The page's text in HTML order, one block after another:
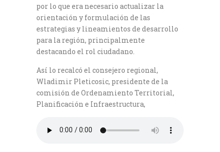
por lo que era necesario actualizar la
orientación y formulación de las
estrategias y lineamientos de desarrollo
para la región, principalmente
destacando el rol ciudadano.
Así lo recalcó el consejero regional,
Wladimir Pleticosic, presidente de la
comisión de Ordenamiento Territorial,
Planificación e Infraestructura,